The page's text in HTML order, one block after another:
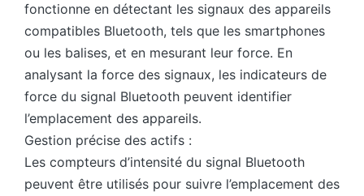
fonctionne en détectant les signaux des appareils
compatibles Bluetooth, tels que les smartphones
ou les balises, et en mesurant leur force. En
analysant la force des signaux, les indicateurs de
force du signal Bluetooth peuvent identifier
l’emplacement des appareils.
Gestion précise des actifs :
Les compteurs d’intensité du signal Bluetooth
peuvent être utilisés pour suivre l’emplacement des